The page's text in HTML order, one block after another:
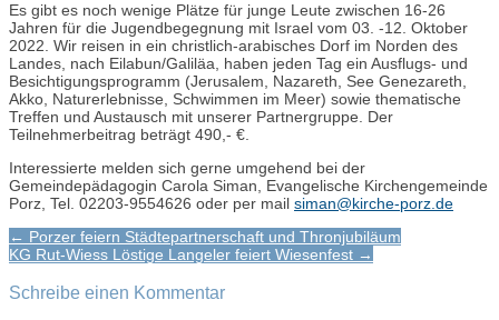
Es gibt es noch wenige Plätze für junge Leute zwischen 16-26
Jahren für die Jugendbegegnung mit Israel vom 03. -12. Oktober
2022. Wir reisen in ein christlich-arabisches Dorf im Norden des
Landes, nach Eilabun/Galiläa, haben jeden Tag ein Ausflugs- und
Besichtigungsprogramm (Jerusalem, Nazareth, See Genezareth,
Akko, Naturerlebnisse, Schwimmen im Meer) sowie thematische
Treffen und Austausch mit unserer Partnergruppe. Der
Teilnehmerbeitrag beträgt 490,- €.
Interessierte melden sich gerne umgehend bei der
Gemeindepädagogin Carola Siman, Evangelische Kirchengemeinde
Porz, Tel. 02203-9554626 oder per mail siman@kirche-porz.de
Post
navigation
← Porzer feiern Städtepartnerschaft und Thronjubiläum
KG Rut-Wiess Löstige Langeler feiert Wiesenfest →
Schreibe einen Kommentar